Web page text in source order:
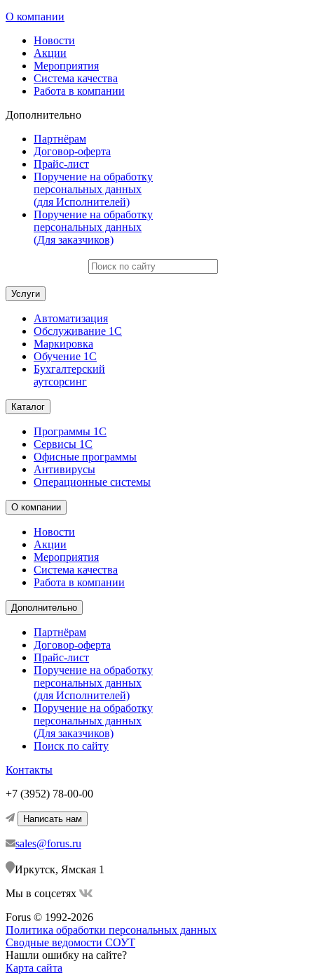
О компании
Новости
Акции
Мероприятия
Система качества
Работа в компании
Дополнительно
Партнёрам
Договор-оферта
Прайс-лист
Поручение на обработку
персональных данных
(для Исполнителей)
Поручение на обработку
персональных данных
(Для заказчиков)
Услуги
Автоматизация
Обслуживание 1С
Маркировка
Обучение 1С
Бухгалтерский
аутсорсинг
Каталог
Программы 1С
Сервисы 1С
Офисные программы
Антивирусы
Операционные системы
О компании
Новости
Акции
Мероприятия
Система качества
Работа в компании
Дополнительно
Партнёрам
Договор-оферта
Прайс-лист
Поручение на обработку
персональных данных
(для Исполнителей)
Поручение на обработку
персональных данных
(Для заказчиков)
Поиск по сайту
Контакты
+7 (3952) 78-00-00
Написать нам
sales@forus.ru
Иркутск, Ямская 1
Мы в соцсетях
Forus © 1992-2026
Политика обработки персональных данных
Сводные ведомости СОУТ
Нашли ошибку на сайте?
Карта сайта